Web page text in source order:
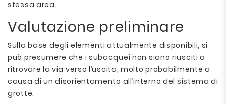
stessa area.
Valutazione preliminare
Sulla base degli elementi attualmente disponibili, si
può presumere che i subacquei non siano riusciti a
ritrovare la via verso l’uscita, molto probabilmente a
causa di un disorientamento all’interno del sistema di
grotte.